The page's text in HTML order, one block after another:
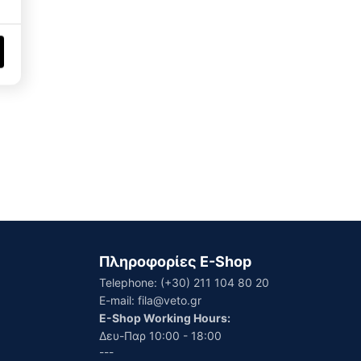
Πληροφορίες E-Shop
Telephone: (+30) 211 104 80 20
E-mail: fila@veto.gr
E-Shop Working Hours:
Δευ-Παρ 10:00 - 18:00
---